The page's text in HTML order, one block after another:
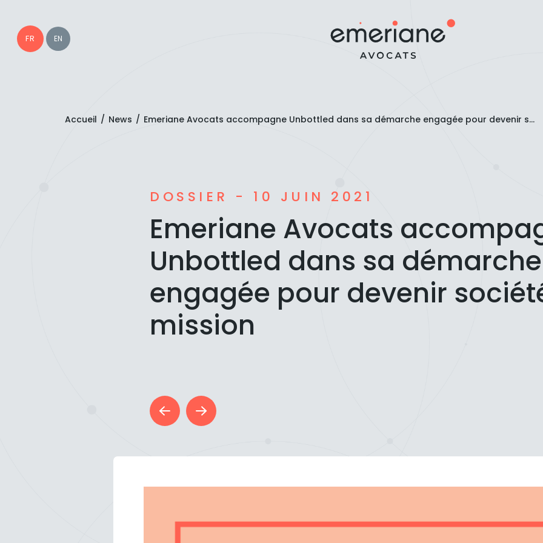
FR EN
Accueil / News / Emeriane Avocats accompagne Unbottled dans sa démarche engagée pour devenir s...
DOSSIER - 10 JUIN 2021
Emeriane Avocats
Unbottled dans sa démarche
engagée pour devenir
mission